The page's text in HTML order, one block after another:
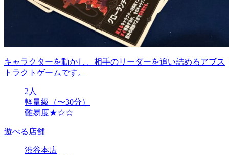
キャラクターを動かし、相手のリーダーを追い詰めるアブス
トラクトゲームです。
2人
軽量級（〜30分）
難易度★☆☆
遊べる店舗
渋谷本店